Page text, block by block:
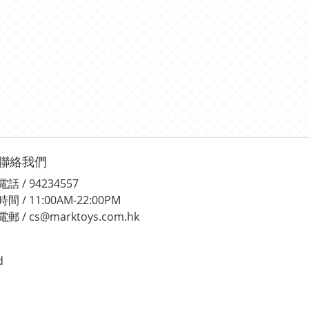
絡我們
話 / 94234557
間 / 11:00AM-22:00PM
郵 / cs@marktoys.com.hk